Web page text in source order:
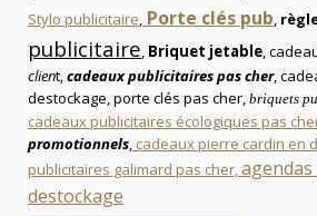
Stylo publicitaire, Porte clés pub,
publicitaire, Briquet jetable,
client,cadeaux publicitaires pas cher,
destockage, porte clés pas cher, briquets
cadeaux publicitaires écologiques pas
promotionnels, cadeaux pierre cardin en
publicitaires galimard pas cher,
destockage